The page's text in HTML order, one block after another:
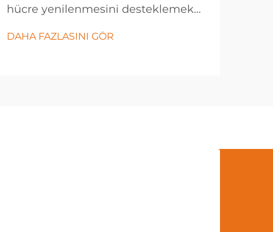
hücre yenilenmesini desteklemek
gücünden yararlanan devrim
DAHA FAZLASINI GÖR